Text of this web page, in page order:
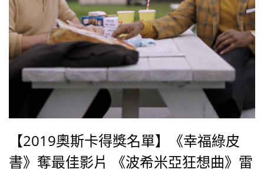
【2019奧斯卡得獎名單】《幸福綠皮
書》奪最佳影片 《波希米亞狂想曲》雷